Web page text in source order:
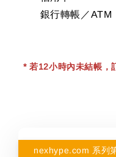
銀行轉帳／ATM
* 若12小時內未結帳，
nexhype.com 系列